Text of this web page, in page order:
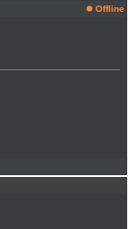
Offline